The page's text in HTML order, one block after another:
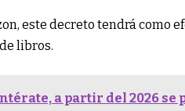
este decreto tendrá como
libros.
a partir del 2026